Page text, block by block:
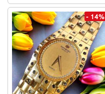
- 14%